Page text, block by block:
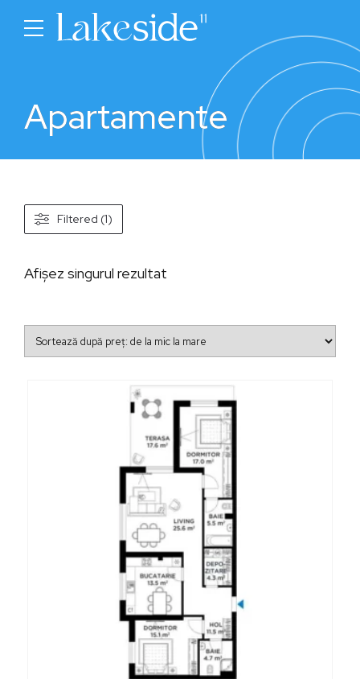
Apartamente
Afișez singurul rezultat
Filtered (1)